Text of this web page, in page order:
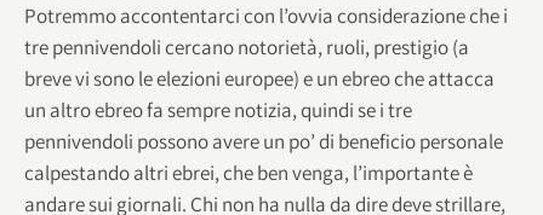
Potremmo accontentarci con l’ovvia considerazione che i
tre pennivendoli cercano notorietà, ruoli, prestigio (a
breve vi sono le elezioni europee) e un ebreo che attacca
un altro ebreo fa sempre notizia, quindi se i tre
pennivendoli possono avere un po’ di beneficio personale
calpestando altri ebrei, che ben venga, l’importante è
andare sui giornali. Chi non ha nulla da dire deve strillare,